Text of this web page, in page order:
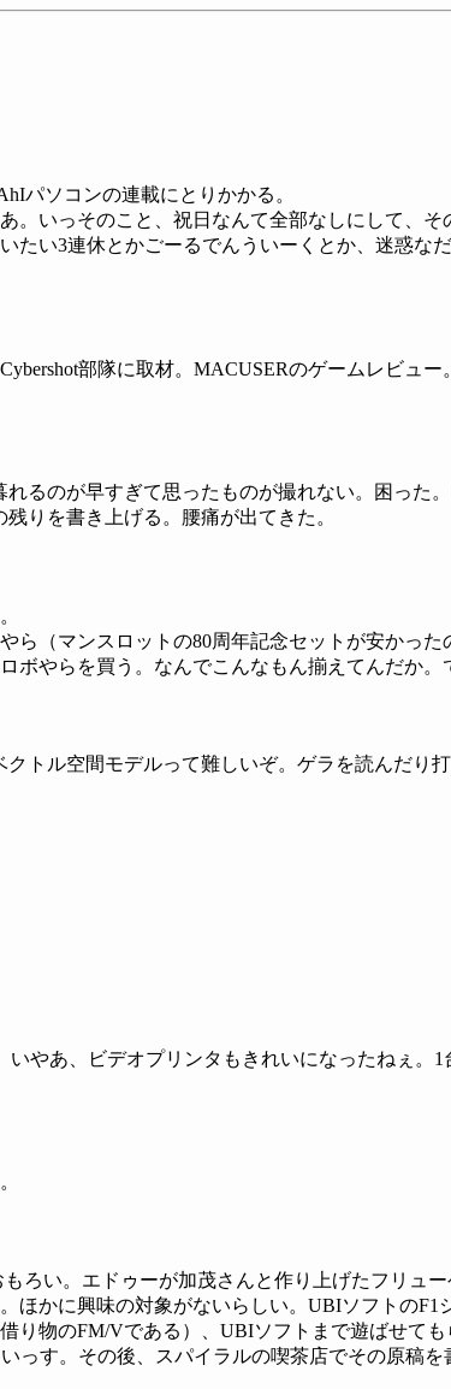
パソコンの連載にとりかかる。
いっそのこと、祝日なんて全部なしにして、そ
い3連休とかごーるでんういーくとか、迷惑な
部隊に取材。MACUSERのゲームレビュ
のが早すぎて思ったものが撮れない。困った。
りを書き上げる。腰痛が出てきた。
（マンスロットの80周年記念セットが安かっ
やらを買う。なんでこんなもん揃えてんだか。
ル空間モデルって難しいぞ。ゲラを読んだり
やあ、ビデオプリンタもきれいになったねぇ。1
い。エドゥーが加茂さんと作り上げたフリュ
かに興味の対象がないらしい。UBIソフトの
り物のFM/Vである）、UBIソフトまで遊ばせて
す。その後、スパイラルの喫茶店でその原稿を